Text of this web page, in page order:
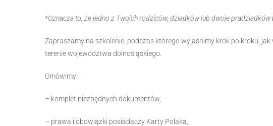
*Oznacza to, że jedno z Twoich rodziców, dziadków lub dwoje
Zapraszamy na szkolenie, podczas którego wyjaśnimy krok po kroku,
terenie województwa dolnośląskiego.
Omówimy:
– komplet niezbędnych dokumentów,
– prawa i obowiązki posiadaczy Karty Polaka,